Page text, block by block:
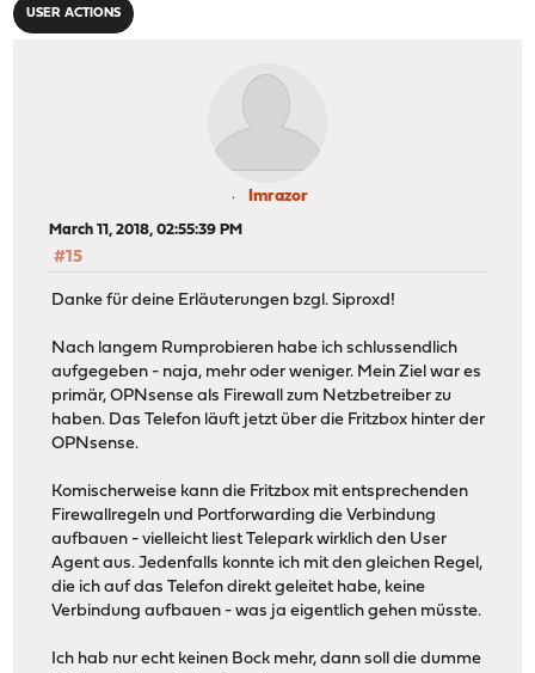
USER ACTIONS
Imrazor
March 11, 2018, 02:55:39 PM
#15
Danke für deine Erläuterungen bzgl. Siproxd!
Nach langem Rumprobieren habe ich schlussendlich
aufgegeben - naja, mehr oder weniger. Mein Ziel war es
primär, OPNsense als Firewall zum Netzbetreiber zu
haben. Das Telefon läuft jetzt über die Fritzbox hinter der
OPNsense.
Komischerweise kann die Fritzbox mit entsprechenden
Firewallregeln und Portforwarding die Verbindung
aufbauen - vielleicht liest Telepark wirklich den User
Agent aus. Jedenfalls konnte ich mit den gleichen Regel,
die ich auf das Telefon direkt geleitet habe, keine
Verbindung aufbauen - was ja eigentlich gehen müsste.
Ich hab nur echt keinen Bock mehr, dann soll die dumme